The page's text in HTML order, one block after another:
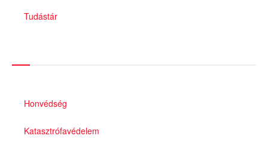
Tudástár
Honvédség
Katasztrófavédelem